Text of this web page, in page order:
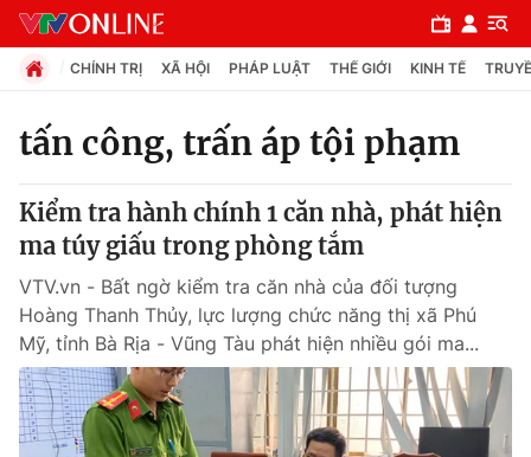
Chuyên mục
Chính trị
Xã hội
Pháp luật
Y tế
CHÍNH TRỊ XÃ HỘI PHÁP LUẬT THẾ GIỚI KINH TẾ
tấn công, trấn áp tội phạm
Kiểm tra hành chính 1 căn nhà, phát hiện
ma túy giấu trong phòng tắm
VTV.vn - Bất ngờ kiểm tra căn nhà của đối tượng
Hoàng Thanh Thủy, lực lượng chức năng thị xã Phú
Mỹ, tỉnh Bà Rịa - Vũng Tàu phát hiện nhiều gói ma...